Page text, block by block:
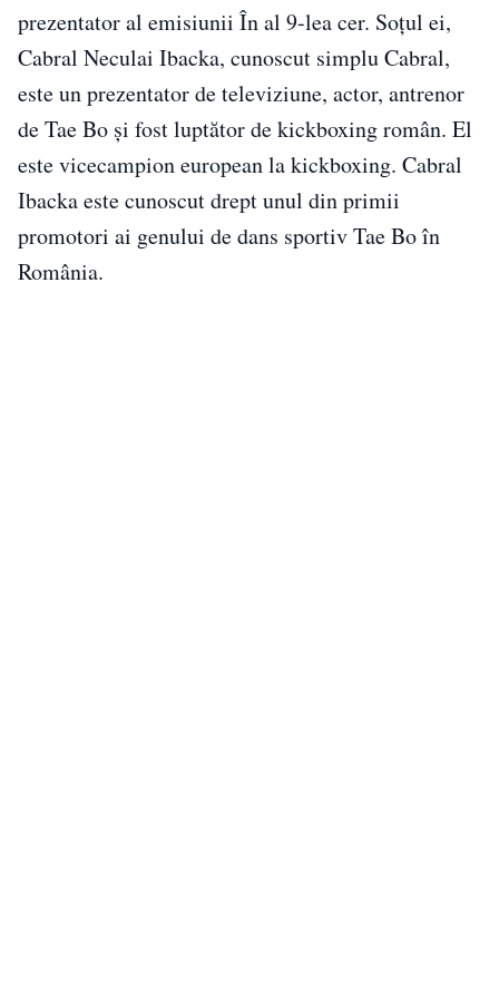
prezentator al emisiunii În al 9-lea cer. Soțul ei,
Cabral Neculai Ibacka, cunoscut simplu Cabral,
este un prezentator de televiziune, actor, antrenor
de Tae Bo și fost luptător de kickboxing român. El
este vicecampion european la kickboxing. Cabral
Ibacka este cunoscut drept unul din primii
promotori ai genului de dans sportiv Tae Bo în
România.